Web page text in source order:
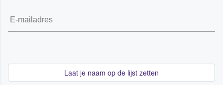
Laat je naam op de lijst zetten